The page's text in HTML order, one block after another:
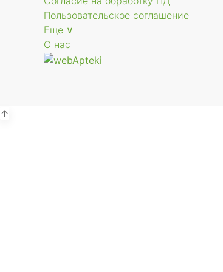
Пользовательское соглашение
Еще ∨
О нас
↑